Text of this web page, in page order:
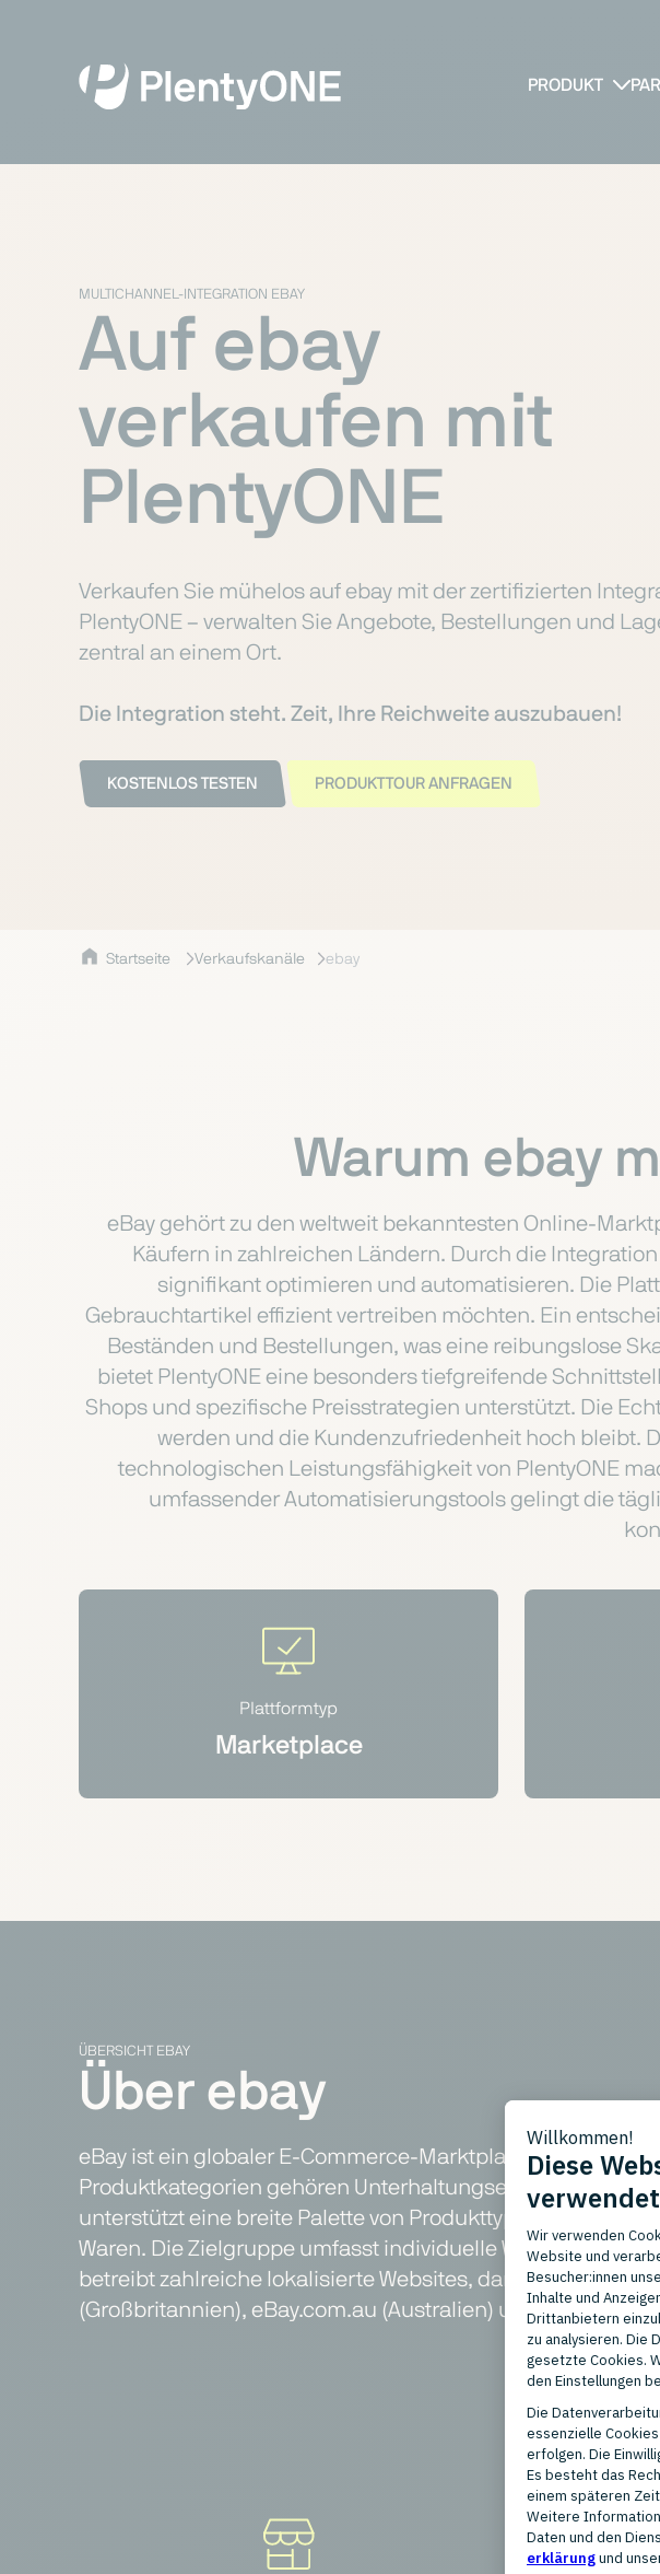
PRODUKT
MULTICHANNEL-INTEGRATION EBAY
Auf ebay
verkaufen mit
PlentyONE
Verkaufen Sie mühelos auf ebay mit der zertifizierten
PlentyONE – verwalten Sie Angebote, Bestellungen und
zentral an einem Ort.
Die Integration steht. Zeit, Ihre Reichweite auszubauen!
KOSTENLOS TESTEN PRODUKTTOUR ANFRAGEN
Startseite Verkaufskanäle ebay
Warum ebay
eBay gehört zu den weltweit bekanntesten Online-
Käufern in zahlreichen Ländern. Durch die
signifikant optimieren und automatisieren. Die
Gebrauchtartikel effizient vertreiben möchten. Ein
Beständen und Bestellungen, was eine reibungslose
bietet PlentyONE eine besonders tiefgreifende
Shops und spezifische Preisstrategien unterstützt. Die
werden und die Kundenzufriedenheit hoch bleibt.
technologischen Leistungsfähigkeit von PlentyONE
umfassender Automatisierungstools gelingt die
Plattformtyp
Marketplace
ÜBERSICHT EBAY
Über ebay
eBay ist ein globaler E-Commerce-Marktplatz, der
Produktkategorien gehören Unterhaltungselektronik,
unterstützt eine breite Palette von Produkttypen, von
Waren. Die Zielgruppe umfasst individuelle
betreibt zahlreiche lokalisierte Websites, darunter
(Großbritannien), eBay.com.au (Australien) und